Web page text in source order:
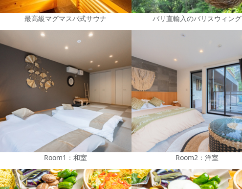
最高級マグマスパ式サウナ バリ直輸入のバリスウィング
Room1：和室 Room2：洋室